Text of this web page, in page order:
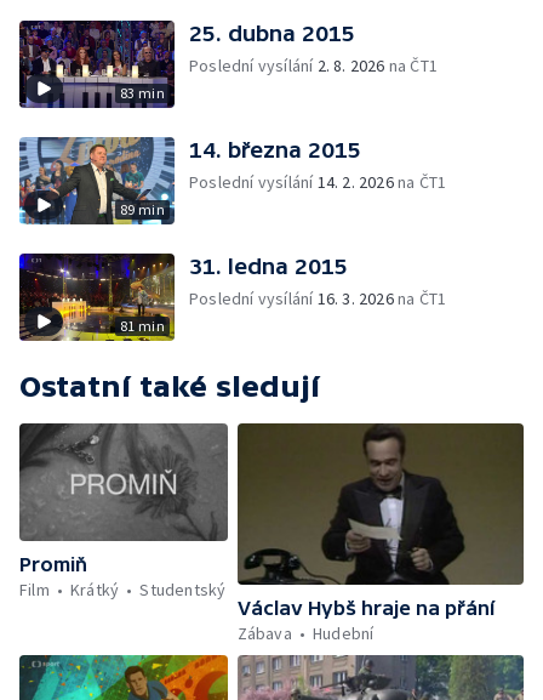
83 min
25. dubna 2015
Poslední vysílání 2. 8. 2026 na ČT1
89 min
14. března 2015
Poslední vysílání14. 2. 2026na ČT1
81 min
31. ledna 2015
Poslední vysílání16. 3. 2026na ČT1
Ostatní také sledují
Promiň
Film
Krátký
Studentský
Václav Hybš hraje na přání
Zábava
Hudební